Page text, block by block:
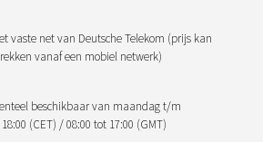
vaste net van Deutsche Telekom (prijs kan
vanaf een mobiel netwerk)
beschikbaar van maandag t/m
(CET) / 08:00 tot 17:00 (GMT)